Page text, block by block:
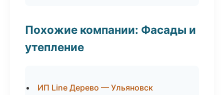
Похожие компании: Фасады и
утепление
ИП Line Дерево — Ульяновск